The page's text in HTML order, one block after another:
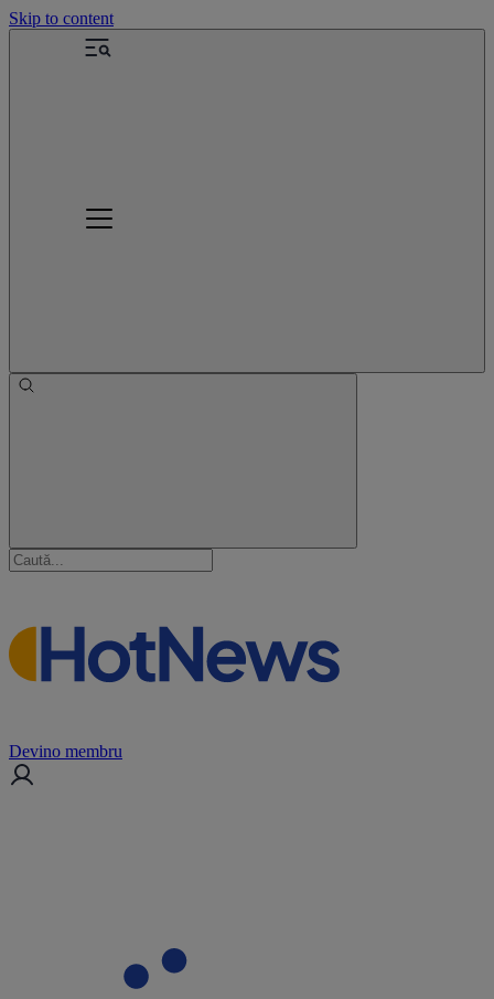
Skip to content
Devino membru